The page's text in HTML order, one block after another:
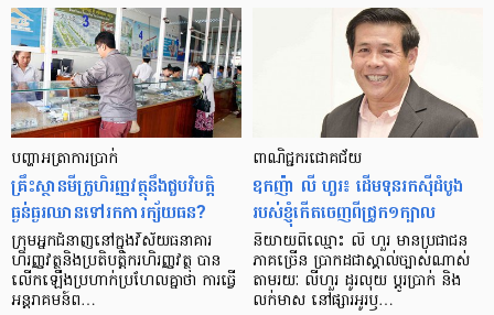
បញ្ហា​អត្រា​ការប្រាក់
គ្រឹះស្ថាន​មីក្រូ​ហិរញ្ញវត្ថុ​នឹង​ជួប​វិបត្តិ​
ធ្ងន់ធ្ងរ​ឈាន​ទៅ​រក​ការ​ក្ស័យធន?
ក្រុម​អ្នក​ជំនាញ​នៅ​ក្នុង​វិស័យ​ធនាគារ
ហិរញ្ញវត្ថុ​និង​ប្រតិបត្តិករ​ហិរញ្ញ​វត្ថុ បាន​​
លើក​ឡើង​ប្រហាក់​ប្រហែល​គ្នា​ថា ការ​ធ្វើ​
អន្តរាគមន៍​ព…
ពាណិជ្ជករជោគជ័យ
ឧកញ៉ា លី ហួរ៖ ដើមទុនរកស៊ីដំបូង
របស់ខ្ញុំកើតចេញពីជ្រូក១ក្បាល
និយាយ​ពី​ឈ្មោះ លី ហួរ មាន​ប្រជាជន​
ភាគ​ច្រើន ប្រាកដ​ជា​ស្គាល់​ច្បាស់​ណាស់
តាមរយៈ លីហួរ ដូរ​លុយ ប្តូរ​បា្រក់ និង​
លក់​មាស នៅ​ផ្សារ​អូរ​ឫ…